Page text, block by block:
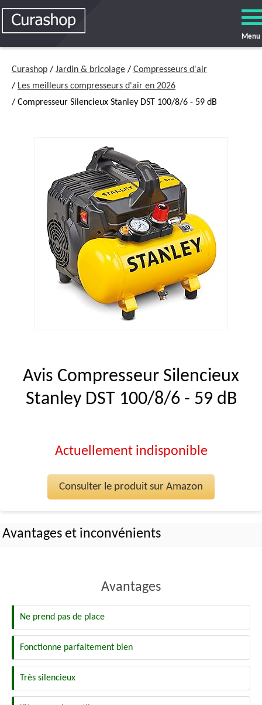
Menu
Curashop / Jardin & bricolage / Compresseurs d'air
/ Les meilleurs compresseurs d'air en 2026
/ Compresseur Silencieux Stanley DST 100/8/6 - 59 dB
Avis Compresseur Silencieux
Stanley DST 100/8/6 - 59 dB
Actuellement indisponible
Consulter le produit sur Amazon
Avantages et inconvénients
Avantages
Ne prend pas de place
Fonctionne parfaitement bien
Très silencieux